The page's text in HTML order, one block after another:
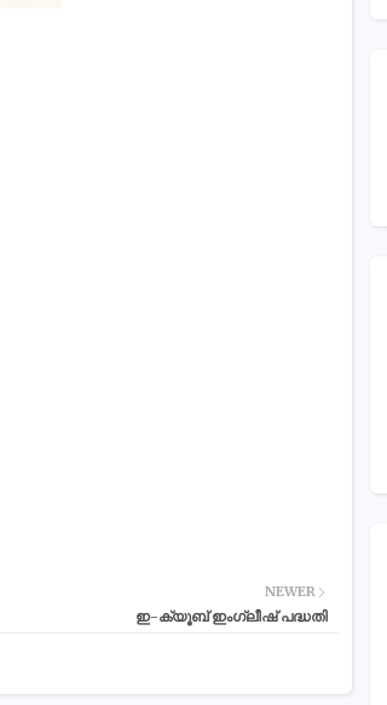
NEWER
ഇ-ക്യൂബ് ഇംഗ്ലീഷ് പദ്ധതി